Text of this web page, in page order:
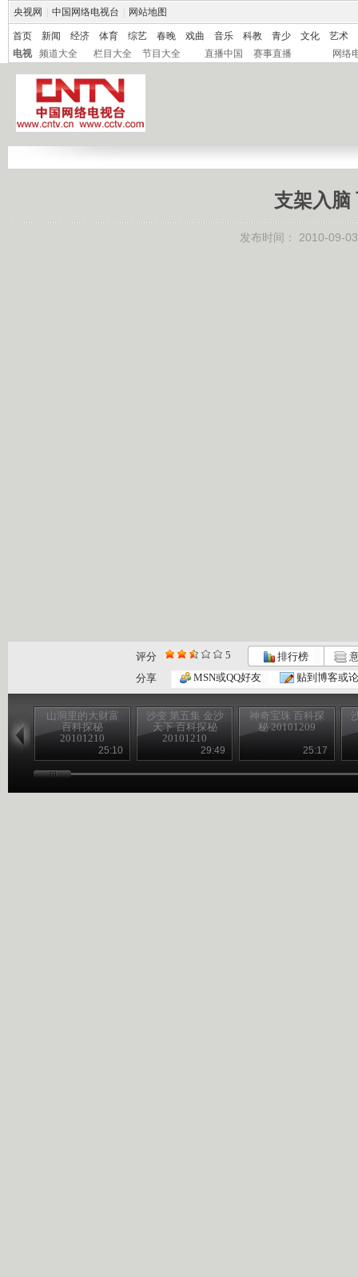
央视网 中国网络电视台 网站地图
首页 新闻 经济 体育 综艺 春晚 戏曲 音乐 科教 青少 文化
艺术
电视
频道大全 栏目大全 节目大全 直播中国 赛事直播 网络
支架入脑
发布时间： 2010-09-
评分 5 排行榜
分享
MSN或QQ好友 贴到博客或
山洞里的大财富
百科探秘
20101210
25:10
沙变 第五集 金沙
天下 百科探秘
20101210
29:49
神奇宝珠 百科探
秘 20101209
25:17